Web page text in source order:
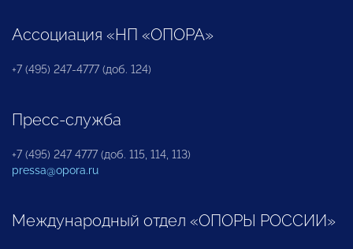
Ассоциация «НП «ОПОРА»
+7 (495) 247-4777 (доб. 124)
Пресс-служба
+7 (495) 247 4777 (доб. 115, 114, 113)
pressa@opora.ru
Международный отдел «ОПОРЫ РОССИИ»